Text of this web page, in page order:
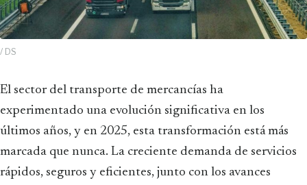
/ DS
El sector del transporte de mercancías ha
experimentado una evolución significativa en los
últimos años, y en 2025, esta transformación está más
marcada que nunca. La creciente demanda de servicios
rápidos, seguros y eficientes, junto con los avances